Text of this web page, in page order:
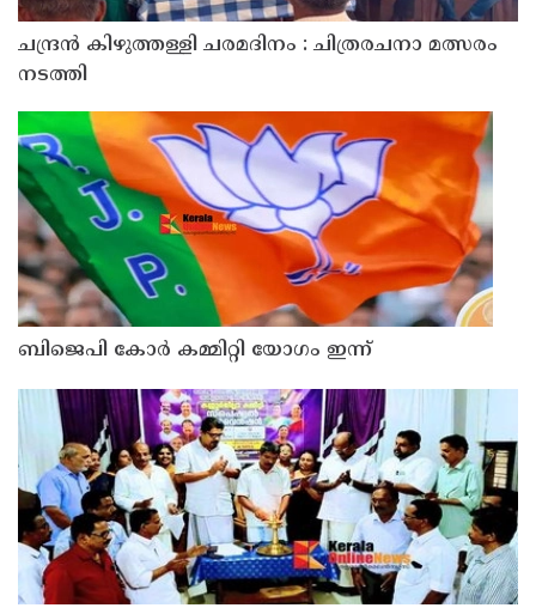
ചന്ദ്രൻ കിഴുത്തള്ളി ചരമദിനം : ചിത്രരചനാ മത്സരം
നടത്തി
ബിജെപി കോർ കമ്മിറ്റി യോഗം ഇന്ന്